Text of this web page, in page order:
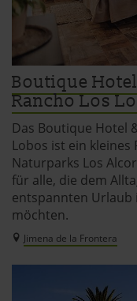
Boutique
Rancho Los
Das Boutique Hotel
Lobos ist ein
Naturparks Los
für alle, die dem
entspannten Urlaub
möchten.
Jimena de la Frontera